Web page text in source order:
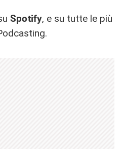
Spotify, e su tutte le più